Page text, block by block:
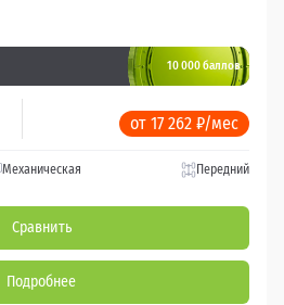
10 000 баллов
от 17 262 ₽/мес
Механическая Передний
Сравнить
Подробнее